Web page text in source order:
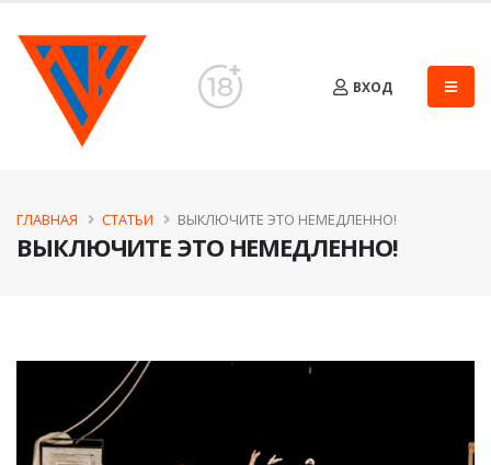
ВХОД
ВЫКЛЮЧИТЕ ЭТО НЕМЕДЛЕННО!
ГЛАВНАЯ СТАТЬИ ВЫКЛЮЧИТЕ ЭТО НЕМЕДЛЕННО!